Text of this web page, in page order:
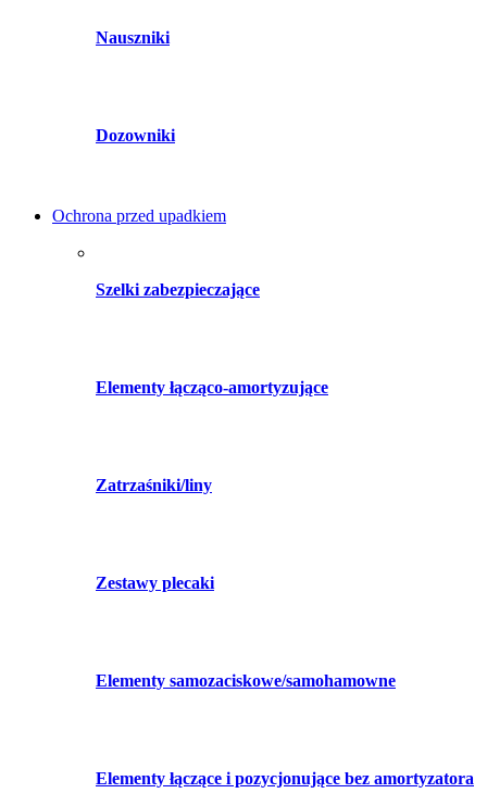
Nauszniki
Dozowniki
Ochrona przed upadkiem
Szelki zabezpieczające
Elementy łącząco-amortyzujące
Zatrzaśniki/liny
Zestawy plecaki
Elementy samozaciskowe/samohamowne
Elementy łączące i pozycjonujące bez amortyzatora